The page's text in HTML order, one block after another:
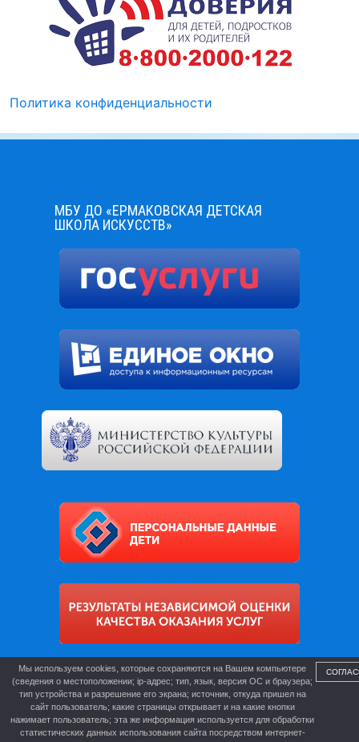
Политика конфиденциальности
МБУ ДО «ЕРМАКОВСКАЯ ДЕТСКАЯ
ШКОЛА ИСКУССТВ»
Мы используем cookies, которые сохраняются на Вашем компьютере
(сведения о местоположении; ip-адрес; тип, язык, версия ОС и браузера;
тип устройства и разрешение его экрана; источник, откуда пришел на
сайт пользователь; какие страницы открывает и на какие кнопки
нажимает пользователь; эта же информация используется для обработки
статистических данных использования сайта посредством интернет-